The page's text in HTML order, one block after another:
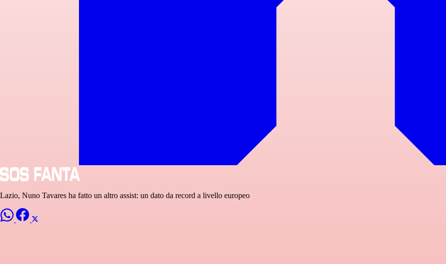
Lazio, Nuno Tavares ha fatto un altro assist: un dato da record a livello europeo